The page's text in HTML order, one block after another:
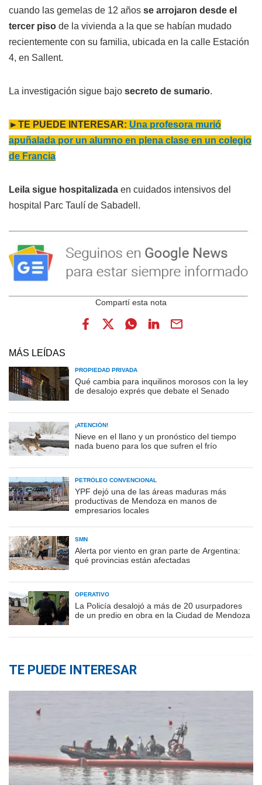
cuando las gemelas de 12 años se arrojaron desde el
tercer piso de la vivienda a la que se habían mudado
recientemente con su familia, ubicada en la calle Estación
4, en Sallent.
La investigación sigue bajo secreto de sumario.
►TE PUEDE INTERESAR: Una profesora murió
apuñalada por un alumno en plena clase en un colegio
de Francia
Leila sigue hospitalizada en cuidados intensivos del
hospital Parc Taulí de Sabadell.
MÁS LEÍDAS
PROPIEDAD PRIVADA
Qué cambia para inquilinos morosos con la ley
de desalojo exprés que debate el Senado
¡ATENCIÓN!
Nieve en el llano y un pronóstico del tiempo
nada bueno para los que sufren el frío
PETRÓLEO CONVENCIONAL
YPF dejó una de las áreas maduras más
productivas de Mendoza en manos de
empresarios locales
SMN
Alerta por viento en gran parte de Argentina:
qué provincias están afectadas
OPERATIVO
La Policía desalojó a más de 20 usurpadores
de un predio en obra en la Ciudad de Mendoza
TE PUEDE INTERESAR